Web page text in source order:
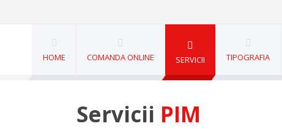
HOME COMANDA ONLINE SERVICII TIPOGRAFIA
Servicii PIM